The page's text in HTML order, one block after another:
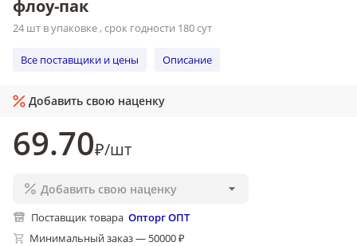
флоу-пак
24 шт в упаковке , срок годности 180 сут
Все поставщики и цены Описание
Добавить свою наценку
69.70₽/шт
Добавить свою наценку
Поставщик товара Опторг ОПТ
Минимальный заказ — 50000 ₽